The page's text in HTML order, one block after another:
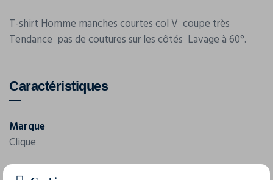
T-shirt Homme manches courtes col V  coupe très
Tendance  pas de coutures sur les côtés  Lavage à 60°.
Caractéristiques
Marque
Clique